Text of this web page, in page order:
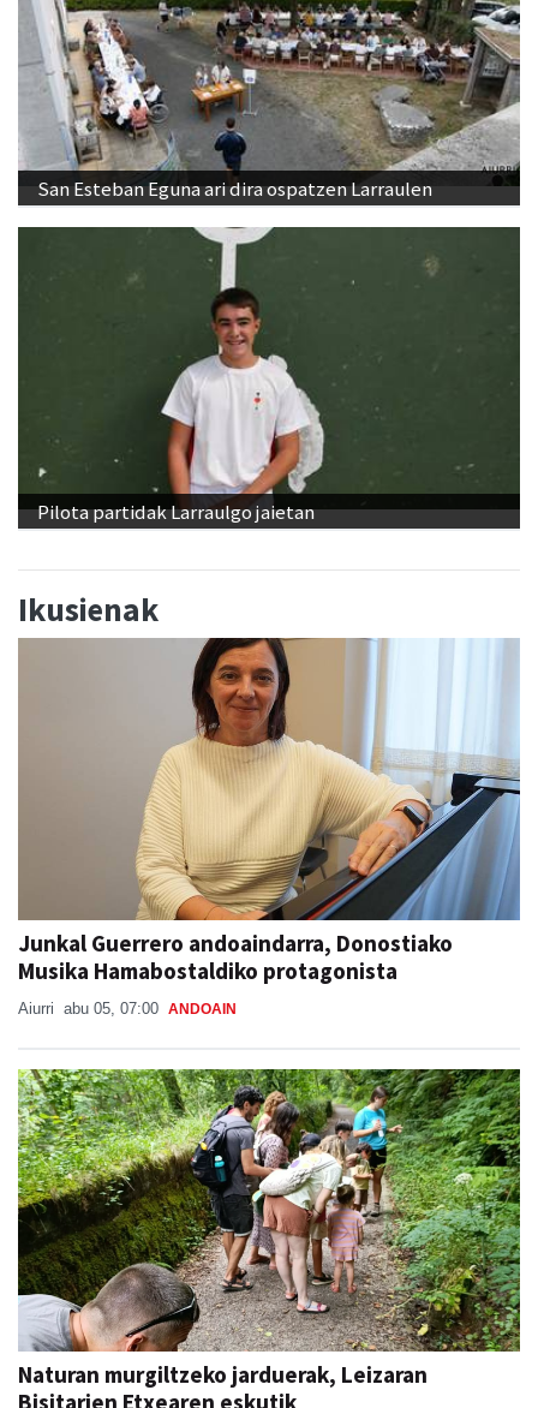
San Esteban Eguna ari dira ospatzen Larraulen
Pilota partidak Larraulgo jaietan
Ikusienak
Junkal Guerrero andoaindarra, Donostiako
Musika Hamabostaldiko protagonista
Aiurri abu 05, 07:00 ANDOAIN
Naturan murgiltzeko jarduerak, Leizaran
Bisitarien Etxearen eskutik